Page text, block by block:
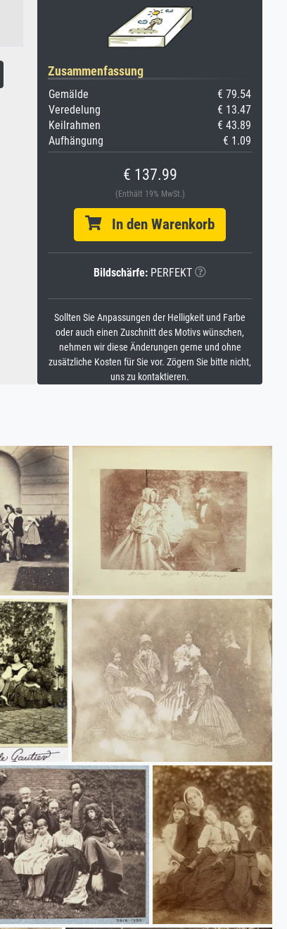
Zusammenfassung
Gemälde
€ 79.54
Veredelung
€ 13.47
Keilrahmen
€ 43.89
Aufhängung
€ 1.09
€ 137.99
(Enthält 19% MwSt.)
In den Warenkorb
Bildschärfe: PERFEKT
Sollten Sie Anpassungen der Helligkeit und Farbe
oder auch einen Zuschnitt des Motivs wünschen,
nehmen wir diese Änderungen gerne und ohne
zusätzliche Kosten für Sie vor. Zögern Sie bitte nicht,
uns zu kontaktieren.